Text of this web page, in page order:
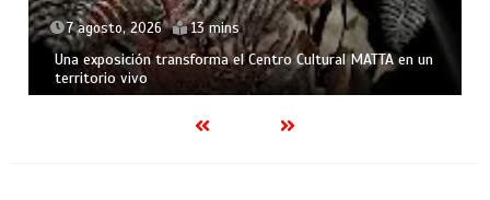
7 agosto, 2026 13 mins
Una exposición transforma el Centro Cultural MATTA en un
territorio vivo